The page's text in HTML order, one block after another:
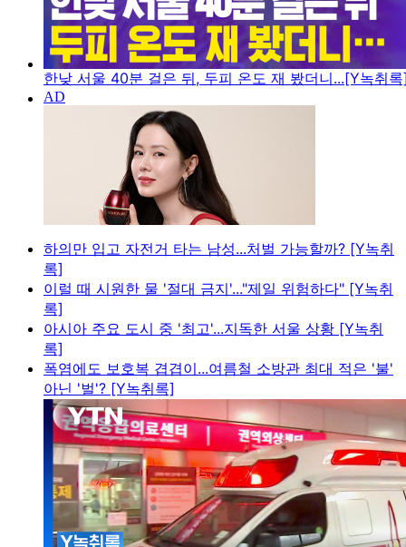
한낮 서울 40분 걸은 뒤, 두피 온도 재 봤더니...[Y녹취
하의만 입고 자전거 타는 남성...처벌 가능할까? [Y녹취
록]
이럴 때 시원한 물 '절대 금지'..."제일 위험하다" [Y녹취
록]
아시아 주요 도시 중 '최고'...지독한 서울 상황 [Y녹취
록]
폭염에도 보호복 겹겹이...여름철 소방관 최대 적은 '불'
아닌 '벌'? [Y녹취록]